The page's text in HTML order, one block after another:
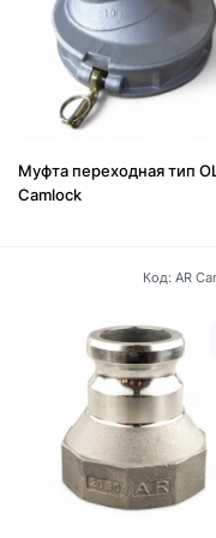
Муфта переходная тип
Camlock
Код: AR